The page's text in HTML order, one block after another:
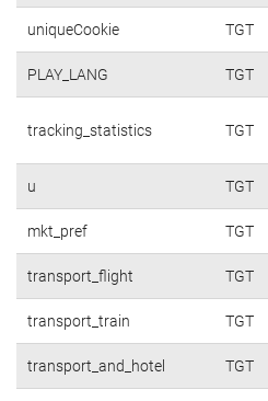
uniqueCookie TGT
PLAY_LANG TGT
tracking_statistics TGT
u TGT
mkt_pref TGT
transport_flight TGT
transport_train TGT
transport_and_hotel TGT